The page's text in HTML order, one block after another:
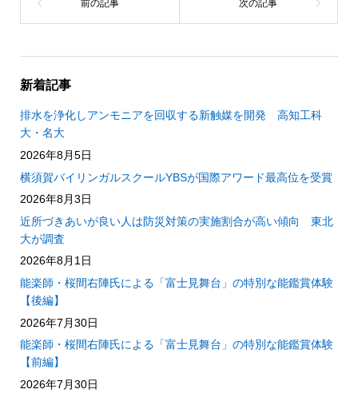
新着記事
排水を浄化しアンモニアを回収する新触媒を開発 高知工科
大・名大
2026年8月5日
横須賀バイリンガルスクールYBSが国際アワード最高位を受賞
2026年8月3日
近所づきあいが良い人は防災対策の実施割合が高い傾向 東北
大が調査
2026年8月1日
能楽師・桜間右陣氏による「富士見舞台」の特別な能鑑賞体験
【後編】
2026年7月30日
能楽師・桜間右陣氏による「富士見舞台」の特別な能鑑賞体験
【前編】
2026年7月30日